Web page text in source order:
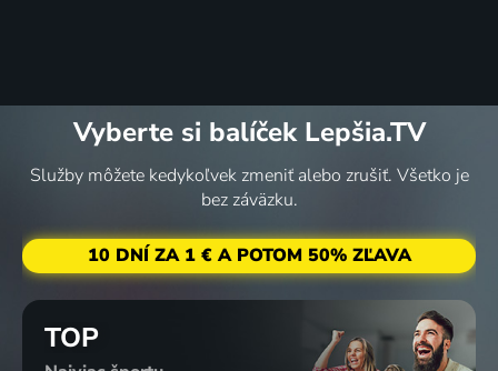
Vyberte si balíček Lepšia.TV
Služby môžete kedykoľvek zmeniť alebo zrušiť. Všetko je
bez záväzku.
10 DNÍ ZA 1 € A POTOM 50% ZĽAVA
TOP